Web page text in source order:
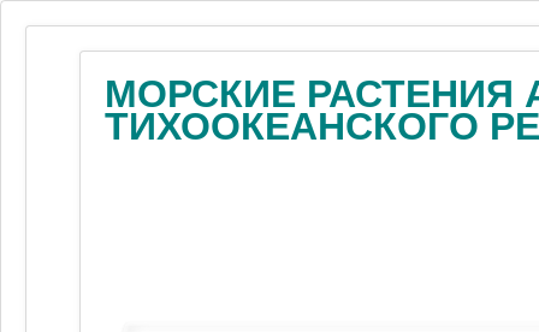
МОРСКИЕ РАСТЕНИЯ
ТИХООКЕАНСКОГО